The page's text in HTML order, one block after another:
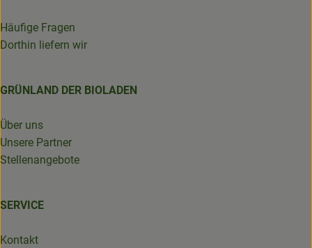
Häufige Fragen
Dorthin liefern wir
GRÜNLAND DER BIOLADEN
Über uns
Unsere Partner
Stellenangebote
SERVICE
Kontakt